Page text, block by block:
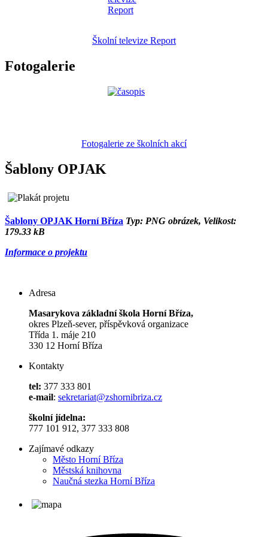
Školní televize Report
Fotogalerie
Fotogalerie ze školních akcí
Šablony OPJAK
Šablony OPJAK Horní Bříza Typ: PNG obrázek, Velikost:
179.33 kB
Informace o projektu
Adresa
Masarykova základní škola Horní Bříza,
okres Plzeň-sever, příspěvková organizace
Třída 1. máje 210
330 12 Horní Bříza
Kontakty
tel: 377 333 801
e-mail: sekretariat@zshornibriza.cz
školní jídelna:
777 101 912, 377 333 808
Zajímavé odkazy
Město Horní Bříza
Městská knihovna
Naučná stezka Horní Bříza